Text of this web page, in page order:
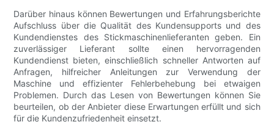
Darüber hinaus können Bewertungen und Erfahrungsberichte
Aufschluss über die Qualität des Kundensupports und des
Kundendienstes des Stickmaschinenlieferanten geben. Ein
zuverlässiger Lieferant sollte einen hervorragenden
Kundendienst bieten, einschließlich schneller Antworten auf
Anfragen, hilfreicher Anleitungen zur Verwendung der
Maschine und effizienter Fehlerbehebung bei etwaigen
Problemen. Durch das Lesen von Bewertungen können Sie
beurteilen, ob der Anbieter diese Erwartungen erfüllt und sich
für die Kundenzufriedenheit einsetzt.